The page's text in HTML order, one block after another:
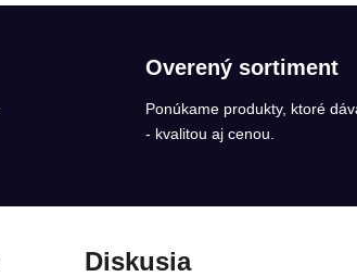
Overený sortiment
Ponúkame produkty, ktoré
- kvalitou aj cenou.
Diskusia